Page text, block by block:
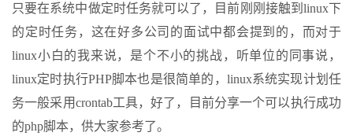
只要在系统中做定时任务就可以了，目前刚刚接触到linux下
的定时任务，这在好多公司的面试中都会提到的，而对于
linux小白的我来说，是个不小的挑战，听单位的同事说，
linux定时执行PHP脚本也是很简单的，linux系统实现计划任
务一般采用crontab工具，好了，目前分享一个可以执行成功
的php脚本，供大家参考了。